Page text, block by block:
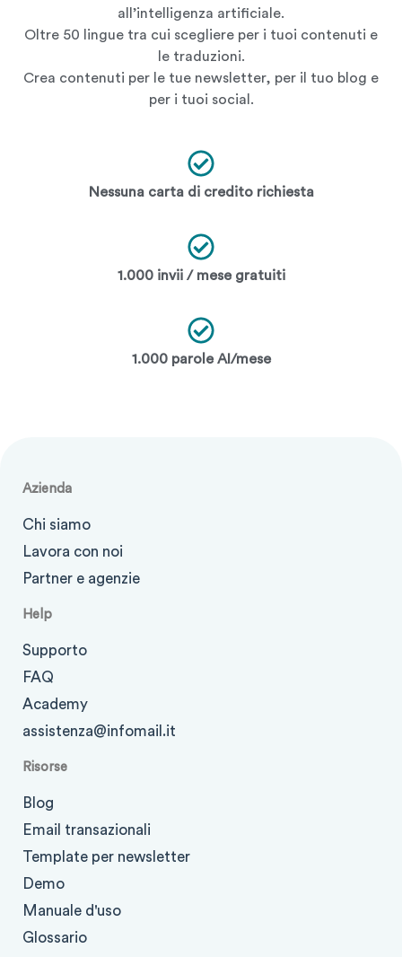
all’intelligenza artificiale.
Oltre 50 lingue tra cui scegliere per i tuoi contenuti e
le traduzioni.
Crea contenuti per le tue newsletter, per il tuo blog e
per i tuoi social.
Nessuna carta di credito richiesta
1.000 invii / mese gratuiti
1.000 parole AI/mese
Azienda
Chi siamo
Lavora con noi
Partner e agenzie
Help
Supporto
FAQ
Academy
assistenza@infomail.it
Risorse
Blog
Email transazionali
Template per newsletter
Demo
Manuale d'uso
Glossario